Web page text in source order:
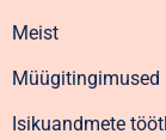
Meist
Müügitingimused
Isikuandmete